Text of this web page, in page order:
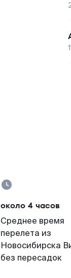
около 4 часов
Среднее время
перелета из
Новосибирска
без пересадок